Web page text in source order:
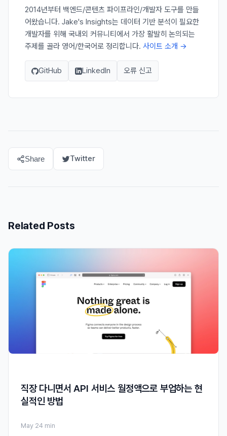
2014년부터 백엔드/콘텐츠 파이프라인/개발자 도구를 만들
어왔습니다. Jake's Insights는 데이터 기반 분석이 필요한
개발자를 위해 국내외 커뮤니티에서 가장 활발히 논의되는
주제를 골라 영어/한국어로 정리합니다. 사이트 소개 →
GitHub LinkedIn 오류 신고
Share Twitter
Related Posts
직장 다니면서 API 서비스 월정액으로 부업하는 현
실적인 방법
May 24 min